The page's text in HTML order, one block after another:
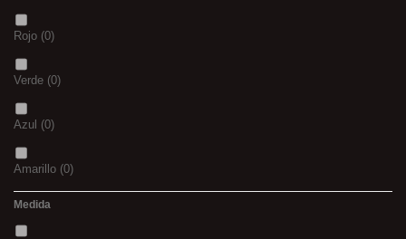
Rojo (0)
Verde (0)
Azul (0)
Amarillo (0)
Medida